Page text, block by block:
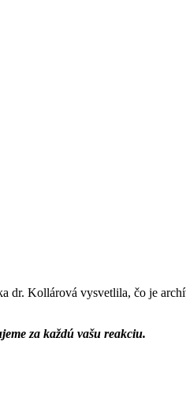
Kollárová vysvetlila, čo je
za každú vašu reakciu.